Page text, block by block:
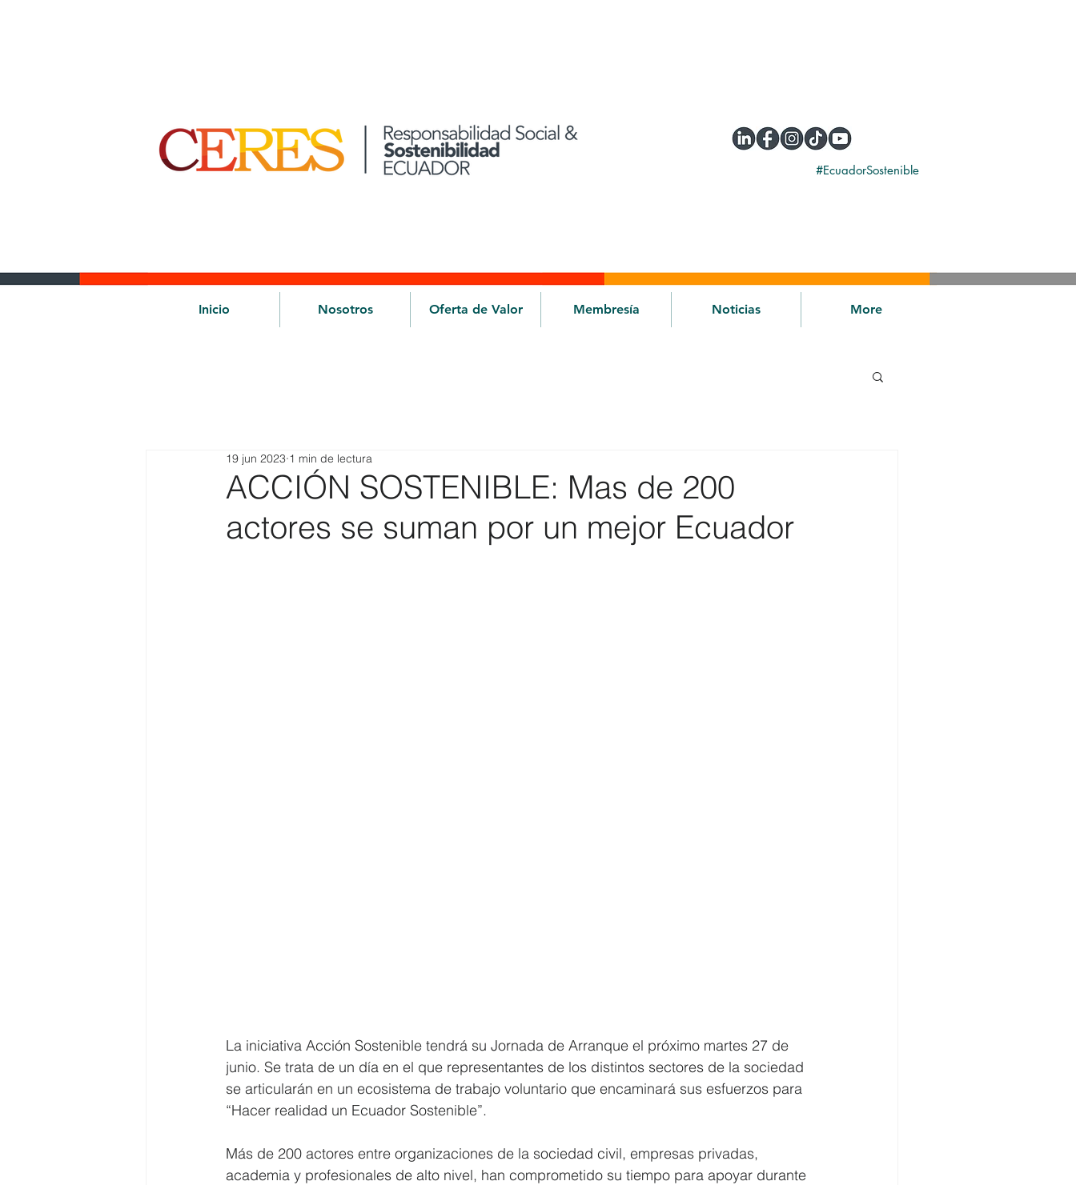
#EcuadorSostenible
Inicio Nosotros Oferta de Valor Membresía Noticias More
ACCIÓN SOSTENIBLE: Mas de 200
actores se suman por un mejor Ecuador
19 jun 2023 1 min de lectura
La iniciativa Acción Sostenible tendrá su Jornada de Arranque el próximo martes 27 de
junio. Se trata de un día en el que representantes de los distintos sectores de la sociedad
se articularán en un ecosistema de trabajo voluntario que encaminará sus esfuerzos para
“Hacer realidad un Ecuador Sostenible”.
Más de 200 actores entre organizaciones de la sociedad civil, empresas privadas,
academia y profesionales de alto nivel, han comprometido su tiempo para apoyar durante